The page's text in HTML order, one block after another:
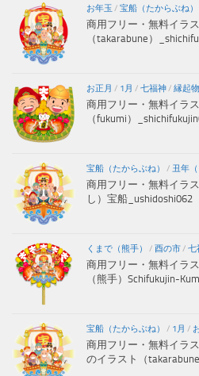
お年玉 / 宝船（たからぶね）
商用フリー・無料イラ
（takarabune）
お正月 / 1月 / 七福神/ 縁起物
商用フリー・無料イラ
（fukumi）
宝船（たからぶね） / 丑年（
商用フリー・無料イラ
し）宝船_ushidoshi062
くまで（熊手） / 酉の市/ 七
商用フリー・無料イラ
（熊手）Schifukujin-
宝船（たからぶね） / 1月 /
商用フリー・無料イラ
のイラスト（